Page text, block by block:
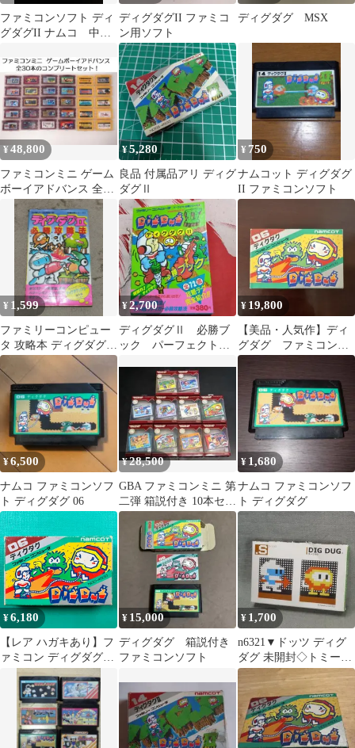
ファミコンソフト ディ
グダグII ナムコ 中
ディグダグII ファミコ
ン用ソフト
ディグダグ MSX
¥48,800
ファミコンミニ ゲーム
ボーイアドバンス 全30
本のコンプリートセッ
ト！
¥5,280
良品 付属品アリ ディグ
ダグⅡ
¥ 750
ナムコット ディグダグ
II ファミコンソフト
¥ 1,599
ファミリーコンピュー
タ 攻略本 ディグダグⅡ
必勝攻略法 ファミコ
ン
¥2,700
ディグダグⅡ 必勝ブ
ック パーフェクト必
ン攻略本
¥ 19,800
【美品・人気作】ディ
グダグ ファミコンソ
フト レア ナムコ
¥6,500
ナムコ ファミコンソフ
ト ディグダグ 06
¥28,500
GBA ファミコンミニ 第
二弾 箱説付き 10本セッ
ト
¥ 1,680
ナムコ ファミコンソフ
ト ディグダグ
¥6,180
【レア ハガキあり】フ
ァミコン ディグダグ
DigDug FC
¥ 15,000
ディグダグ 箱説付き
ファミコンソフト
¥ 1,700
n6321▼ドッツ ディグ
ダグ 未開封◇トミーテ
ック DIG DUG .S